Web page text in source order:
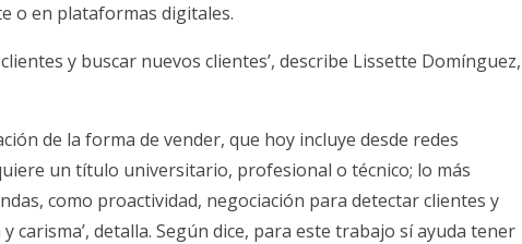
o en plataformas digitales.
y buscar nuevos clientes’, describe Lissette Domínguez,
de la forma de vender, que hoy incluye desde redes
un título universitario, profesional o técnico; lo más
como proactividad, negociación para detectar clientes y
carisma’, detalla. Según dice, para este trabajo sí ayuda tener